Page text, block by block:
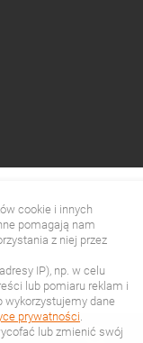
cookie i innych
pomagają nam
z niej przez
IP), np. w celu
lub pomiaru reklam i
wykorzystujemy dane
prywatności
lub zmienić swój